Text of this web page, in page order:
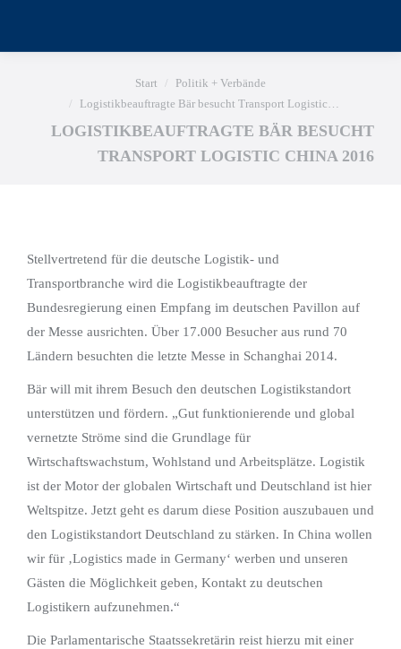
Sie befinden sich hier:
Start
Politik + Verbände
Logistikbeauftragte Bär besucht Transport Logistic…
LOGISTIKBEAUFTRAGTE BÄR BESUCHT
TRANSPORT LOGISTIC CHINA 2016
Stellvertretend für die deutsche Logistik- und
Transportbranche wird die Logistikbeauftragte der
Bundesregierung einen Empfang im deutschen Pavillon auf
der Messe ausrichten. Über 17.000 Besucher aus rund 70
Ländern besuchten die letzte Messe in Schanghai 2014.
Bär will mit ihrem Besuch den deutschen Logistikstandort
unterstützen und fördern. „Gut funktionierende und global
vernetzte Ströme sind die Grundlage für
Wirtschaftswachstum, Wohlstand und Arbeitsplätze. Logistik
ist der Motor der globalen Wirtschaft und Deutschland ist hier
Weltspitze. Jetzt geht es darum diese Position auszubauen und
den Logistikstandort Deutschland zu stärken. In China wollen
wir für ‚Logistics made in Germany‘ werben und unseren
Gästen die Möglichkeit geben, Kontakt zu deutschen
Logistikern aufzunehmen.“
Die Parlamentarische Staatssekretärin reist hierzu mit einer